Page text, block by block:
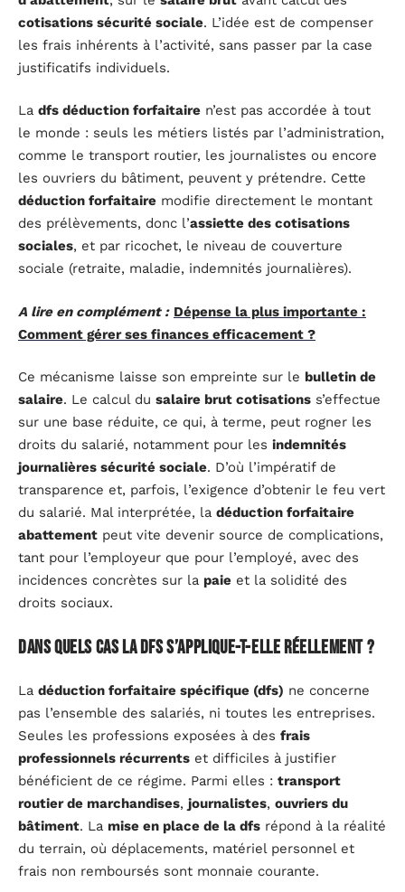
cotisations sécurité sociale. L’idée est de compenser
les frais inhérents à l’activité, sans passer par la case
justificatifs individuels.
La dfs déduction forfaitaire n’est pas accordée à tout
le monde : seuls les métiers listés par l’administration,
comme le transport routier, les journalistes ou encore
les ouvriers du bâtiment, peuvent y prétendre. Cette
déduction forfaitaire modifie directement le montant
des prélèvements, donc l’assiette des cotisations
sociales, et par ricochet, le niveau de couverture
sociale (retraite, maladie, indemnités journalières).
A lire en complément : Dépense la plus importante :
Comment gérer ses finances efficacement ?
Ce mécanisme laisse son empreinte sur le bulletin de
salaire. Le calcul du salaire brut cotisations s’effectue
sur une base réduite, ce qui, à terme, peut rogner les
droits du salarié, notamment pour les indemnités
journalières sécurité sociale. D’où l’impératif de
transparence et, parfois, l’exigence d’obtenir le feu vert
du salarié. Mal interprétée, la déduction forfaitaire
abattement peut vite devenir source de complications,
tant pour l’employeur que pour l’employé, avec des
incidences concrètes sur la paie et la solidité des
droits sociaux.
Dans quels cas la DFS s’applique-t-elle réellement ?
La déduction forfaitaire spécifique (dfs) ne concerne
pas l’ensemble des salariés, ni toutes les entreprises.
Seules les professions exposées à des frais
professionnels récurrents et difficiles à justifier
bénéficient de ce régime. Parmi elles : transport
routier de marchandises, journalistes, ouvriers du
bâtiment. La mise en place de la dfs répond à la réalité
du terrain, où déplacements, matériel personnel et
frais non remboursés sont monnaie courante.